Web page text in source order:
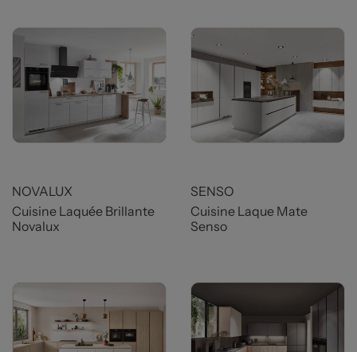
NOVALUX
Cuisine Laquée Brillante
Novalux
SENSO
Cuisine Laque Mate
Senso